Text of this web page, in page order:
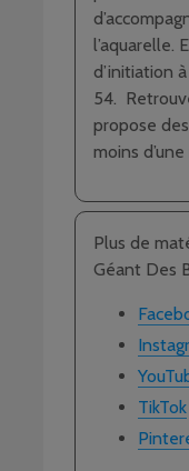
l’aquarelle.
d’initiation
54.
propose
moins
Plus de
Géant Des
TikTok